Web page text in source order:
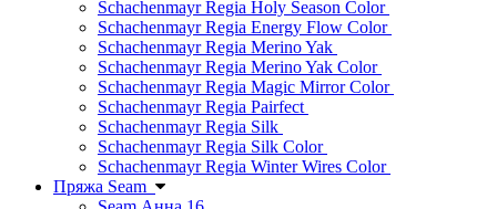
Schachenmayr Regia Holy Season Color
Schachenmayr Regia Energy Flow Color
Schachenmayr Regia Merino Yak
Schachenmayr Regia Merino Yak Color
Schachenmayr Regia Magic Mirror Color
Schachenmayr Regia Pairfect
Schachenmayr Regia Silk
Schachenmayr Regia Silk Color
Schachenmayr Regia Winter Wires Color
Пряжа Seam